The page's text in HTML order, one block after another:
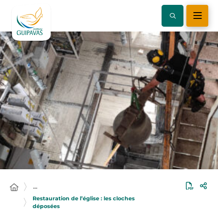
…
Restauration de l’église : les cloches
déposées